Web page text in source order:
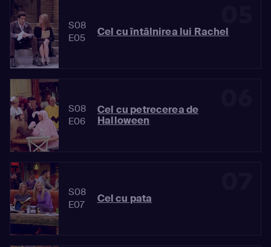
S08
E05
Cel cu întâlnirea lui Rachel
S08
E06
Cel cu petrecerea de
Halloween
S08
E07
Cel cu pata